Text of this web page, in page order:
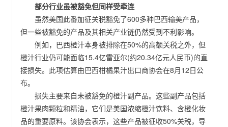
部分行业虽被豁免但同样受牵连
虽然美国此番加征关税豁免了600多种巴西输美产品，
但一些被豁免的产品及其相关产业链仍然受到不利影响。
例如，巴西橙汁本身被排除在50%的高额关税之外，但
橙汁行业仍可能面临15.4亿雷亚尔(约20.34亿元人民币)的直
接损失。此项估算由巴西柑橘果汁出口商协会在8月12日公
布。
损失主要来自未被豁免的橙汁副产品。这些副产品包括
橙汁果肉颗粒和精油，它们是美国浓缩橙汁饮料、含橙化妆
品的重要原料。该协会表示，这些产品被征收50%关税，导